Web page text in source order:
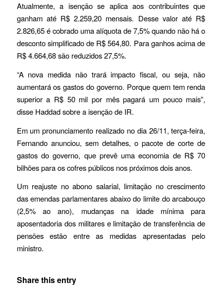
Atualmente, a isenção se aplica aos contribuintes que
ganham até R$ 2.259,20 mensais. Desse valor até R$
2.826,65 é cobrado uma alíquota de 7,5% quando não há o
desconto simplificado de R$ 564,80. Para ganhos acima de
R$ 4.664,68 são reduzidos 27,5%.
“A nova medida não trará impacto fiscal, ou seja, não
aumentará os gastos do governo. Porque quem tem renda
superior a R$ 50 mil por mês pagará um pouco mais”,
disse Haddad sobre a isenção de IR.
Em um pronunciamento realizado no dia 26/11, terça-feira,
Fernando anunciou, sem detalhes, o pacote de corte de
gastos do governo, que prevê uma economia de R$ 70
bilhões para os cofres públicos nos próximos dois anos.
Um reajuste no abono salarial, limitação no crescimento
das emendas parlamentares abaixo do limite do arcabouço
(2,5% ao ano), mudanças na idade mínima para
aposentadoria dos militares e limitação de transferência de
pensões estão entre as medidas apresentadas pelo
ministro.
Share this entry